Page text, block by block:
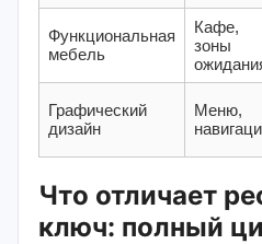
Функциональная
мебель
Кафе,
зоны
Графический
дизайн
Меню,
Что отличает
ключ: полный